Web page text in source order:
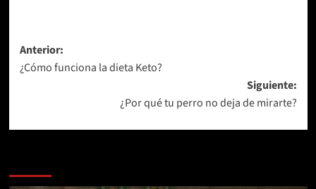
Navegación
de
Anterior:
¿Cómo funciona la dieta Keto?
Siguiente:
¿Por qué tu perro no deja de mirarte?